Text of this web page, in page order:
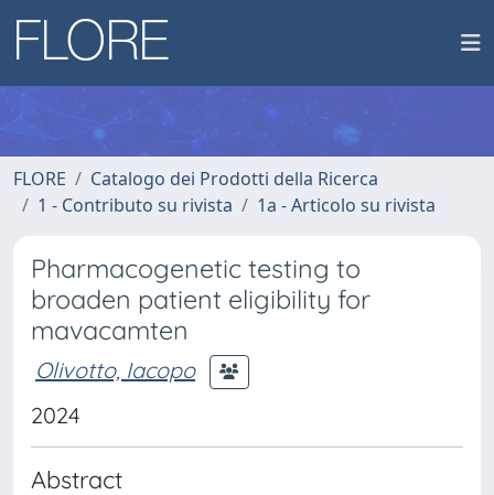
FLORE
Catalogo dei Prodotti della Ricerca
1 - Contributo su rivista
1a - Articolo su rivista
Pharmacogenetic testing to
broaden patient eligibility for
mavacamten
Olivotto, Iacopo
2024
Abstract